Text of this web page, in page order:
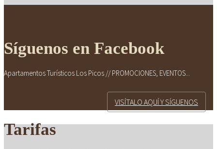
Síguenos en Facebook
Apartamentos Turísticos Los Picos // PROMOCIONES, EVENTOS...
VISÍTALO AQUÍ Y SÍGUENOS
Tarifas